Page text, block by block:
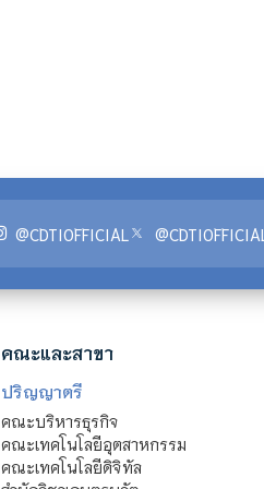
@CDTIOFFICIAL @CDTIOFFICIAL
คณะและสาขา
ปริญญาตรี
คณะบริหารธุรกิจ
คณะเทคโนโลยีอุตสาหกรรม
คณะเทคโนโลยีดิจิทัล